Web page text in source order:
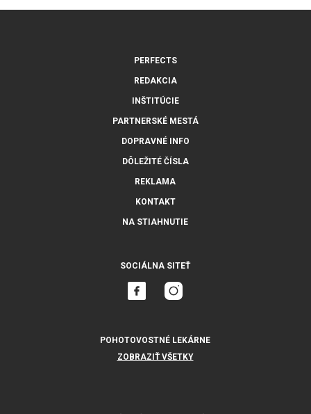
PERFECTS
REDAKCIA
INŠTITÚCIE
PARTNERSKÉ MESTÁ
DOPRAVNÉ INFO
DÔLEŽITÉ ČÍSLA
REKLAMA
KONTAKT
NA STIAHNUTIE
SOCIÁLNA SITEŤ
POHOTOVOSTNÉ LEKÁRNE
ZOBRAZIŤ VŠETKY